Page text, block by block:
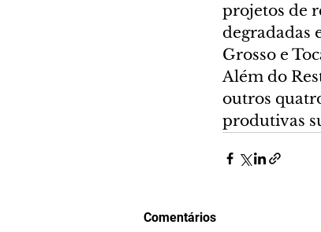
projetos de
degradadas
Grosso e
Além do
outros
produtivas
Comentários